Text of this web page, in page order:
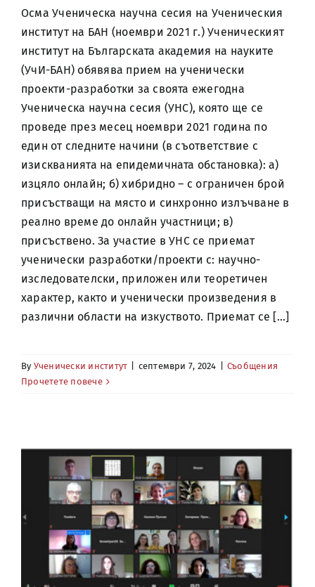
Осма Ученическа научна сесия на Ученическия
институт на БАН (ноември 2021 г.) Ученическият
институт на Българската академия на науките
(УчИ-БАН) обявява прием на ученически
проекти-разработки за своята ежегодна
Ученическа научна сесия (УНС), която ще се
проведе през месец ноември 2021 година по
един от следните начини (в съответствие с
изискванията на епидемичната обстановка): а)
изцяло онлайн; б) хибридно – с ограничен брой
присъстващи на място и синхронно излъчване в
реално време до онлайн участници; в)
присъствено. За участие в УНС се приемат
ученически разработки/проекти с: научно-
изследователски, приложен или теоретичен
характер, както и ученически произведения в
различни области на изкуството. Приемат се [...]
By Ученически институт септември 7, 2024
Съобщения
Прочетете повече